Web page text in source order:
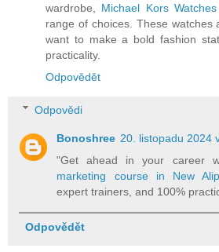
wardrobe, Michael Kors
range of choices. These watches
want to make a bold fashion
practicality.
Odpovědět
Odpovědi
Bonoshree 20. listopadu 2024
"Get ahead in your career
marketing course in New
expert trainers, and 100%
Odpovědět